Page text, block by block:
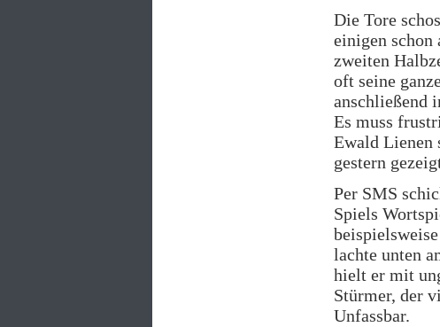
Die Tore
einigen schon
zweiten
oft seine
anschließend
Es muss
Ewald Lienen
gestern
Per SMS
Spiels
lachte unten
hielt er mit
Stürmer, der
Unfassbar.